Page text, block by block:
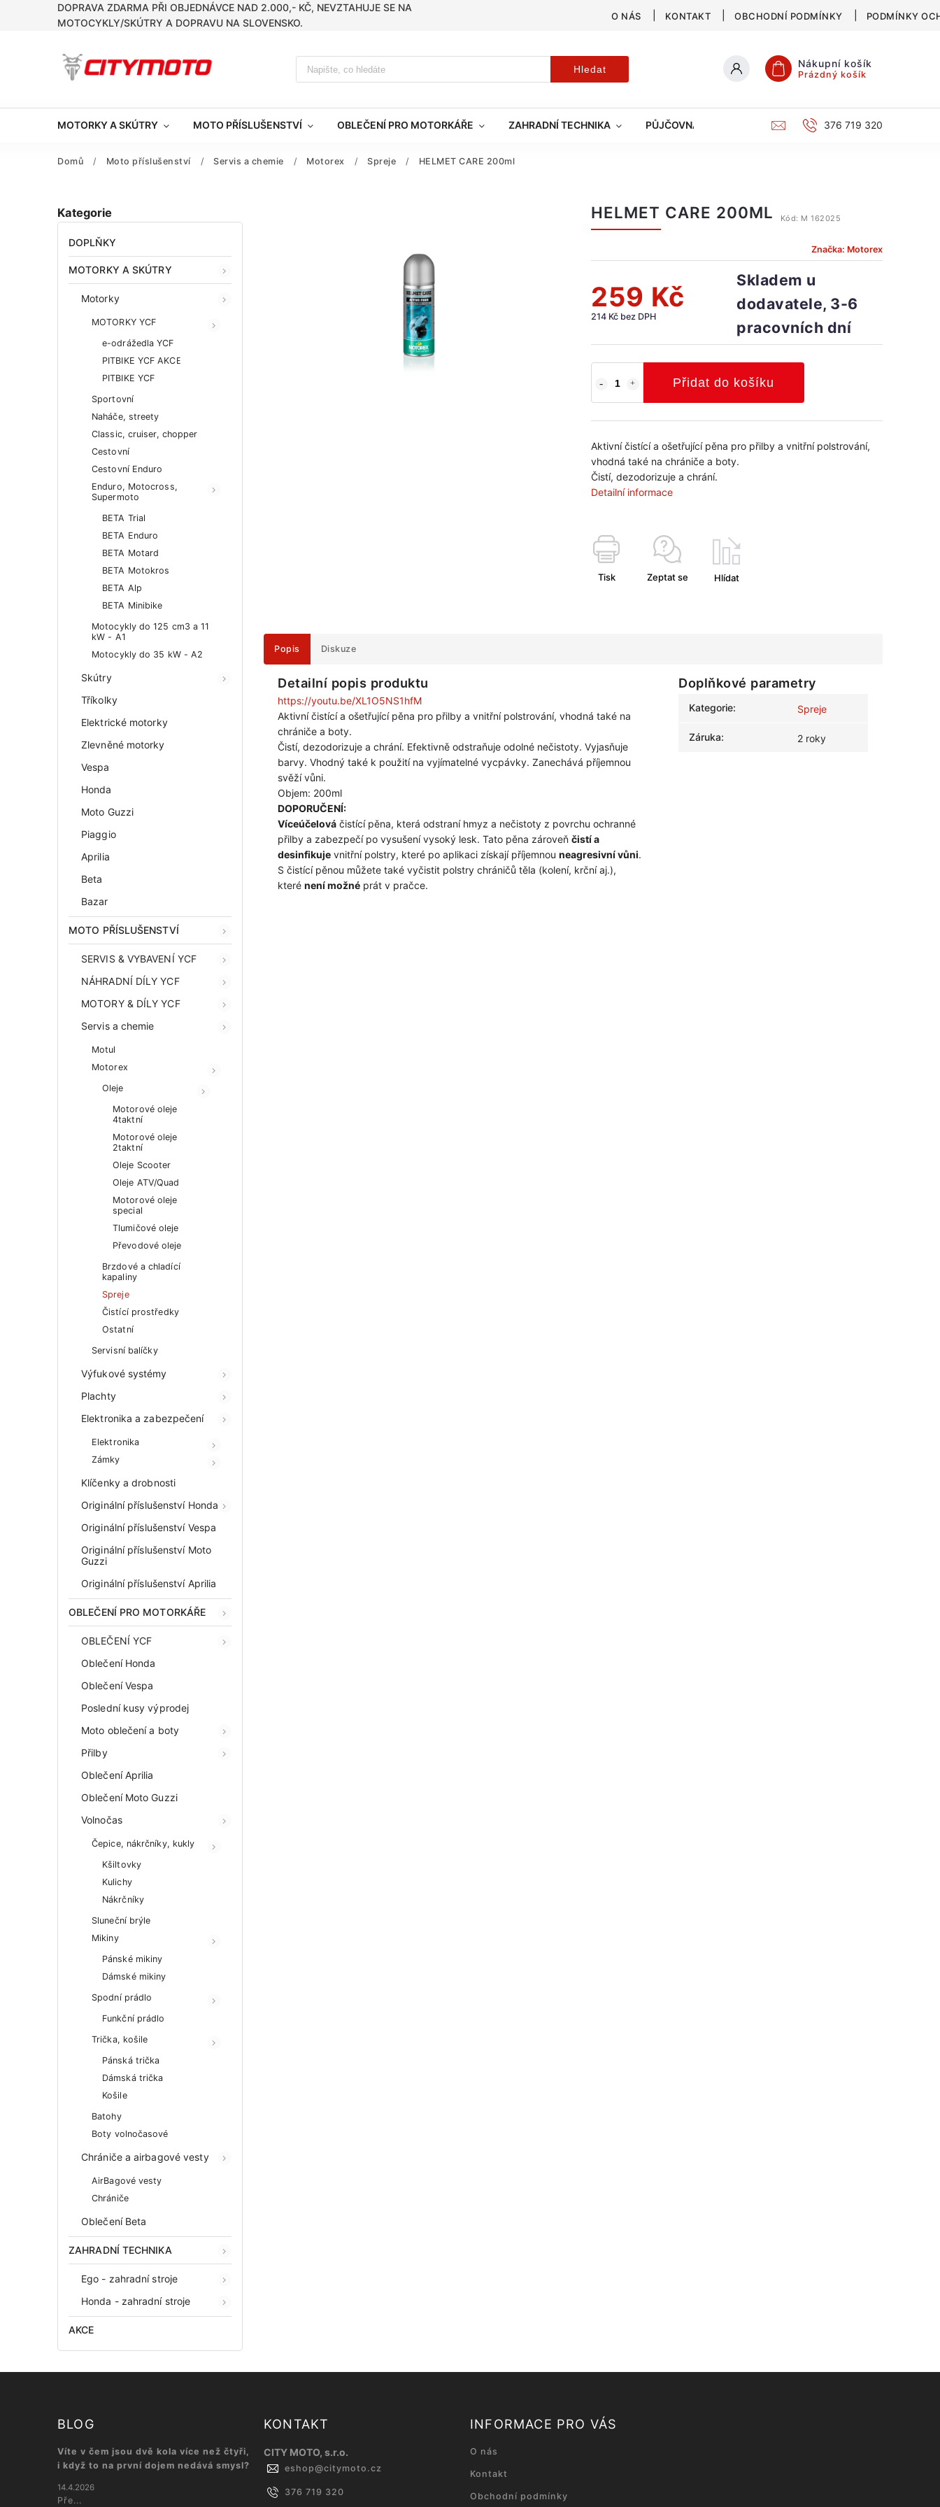
DOPRAVA ZDARMA PŘI OBJEDNÁVCE NAD 2.000,- KČ, NEVZTAHUJE SE NA
MOTOCYKLY/SKÚTRY A DOPRAVU NA SLOVENSKO.
O NÁS KONTAKT OBCHODNÍ PODMÍNKY PODMÍNKY
Hledat Nákupní košík
Prázdný košík
MOTORKY A SKÚTRY MOTO PŘÍSLUŠENSTVÍ OBLEČENÍ PRO MOTORKÁŘE ZAHRADNÍ TECHNIKA PŮJČOVNA KATALOG376 719 320
Domů / Moto příslušenství / Servis a chemie / Motorex / Spreje / HELMET CARE 200ml
Kategorie
DOPLŇKY
MOTORKY A SKÚTRY
Motorky
MOTORKY YCF
e-odrážedla YCF
PITBIKE YCF AKCE
PITBIKE YCF
Sportovní
Naháče, streety
Classic, cruiser, chopper
Cestovní
Cestovní Enduro
Enduro, Motocross,
Supermoto
BETA Trial
BETA Enduro
BETA Motard
BETA Motokros
BETA Alp
BETA Minibike
Motocykly do 125 cm3 a 11
kW - A1
Motocykly do 35 kW - A2
Skútry
Tříkolky
Elektrické motorky
Zlevněné motorky
Vespa
Honda
Moto Guzzi
Piaggio
Aprilia
Beta
Bazar
MOTO PŘÍSLUŠENSTVÍ
SERVIS & VYBAVENÍ YCF
NÁHRADNÍ DÍLY YCF
MOTORY & DÍLY YCF
Servis a chemie
Motul
Motorex
Oleje
Motorové oleje
4taktní
Motorové oleje
2taktní
Oleje Scooter
Oleje ATV/Quad
Motorové oleje
special
Tlumičové oleje
Převodové oleje
Brzdové a chladící
kapaliny
Spreje
Čistící prostředky
Ostatní
Servisní balíčky
Výfukové systémy
Plachty
Elektronika a zabezpečení
Elektronika
Zámky
Klíčenky a drobnosti
Originální příslušenství Honda
Originální příslušenství Vespa
Originální příslušenství Moto
Guzzi
Originální příslušenství Aprilia
OBLEČENÍ PRO MOTORKÁŘE
OBLEČENÍ YCF
Oblečení Honda
Oblečení Vespa
Poslední kusy výprodej
Moto oblečení a boty
Přilby
Oblečení Aprilia
Oblečení Moto Guzzi
Volnočas
Čepice, nákrčníky, kukly
Kšiltovky
Kulichy
Nákrčníky
Sluneční brýle
Mikiny
Pánské mikiny
Dámské mikiny
Spodní prádlo
Funkční prádlo
Trička, košile
Pánská trička
Dámská trička
Košile
Batohy
Boty volnočasové
Chrániče a airbagové vesty
AirBagové vesty
Chrániče
Oblečení Beta
ZAHRADNÍ TECHNIKA
Ego - zahradní stroje
Honda - zahradní stroje
AKCE
HELMET CARE 200ML Kód: M 162025
Značka: Motorex
259 Kč
214 Kč bez DPH
Skladem u
dodavatele, 3-6
pracovních dní
Přidat do košíku
Aktivní čistící a ošetřující pěna pro přilby a vnitřní polstrování,
vhodná také na chrániče a boty.
Čistí, dezodorizuje a chrání.
Detailní informace
Tisk Zeptat se Hlídat
Popis Diskuze
Detailní popis produktu
https://youtu.be/XL1O5NS1hfM
Aktivní čistící a ošetřující pěna pro přilby a vnitřní polstrování, vhodná také na
chrániče a boty.
Čistí, dezodorizuje a chrání. Efektivně odstraňuje odolné nečistoty. Vyjasňuje
barvy. Vhodný také k použití na vyjímatelné vycpávky. Zanechává příjemnou
svěží vůni.
Objem: 200ml
DOPORUČENÍ:
Víceúčelová čistící pěna, která odstraní hmyz a nečistoty z povrchu ochranné
přilby a zabezpečí po vysušení vysoký lesk. Tato pěna zároveň čistí a
desinfikuje vnitřní polstry, které po aplikaci získají příjemnou neagresivní vůni.
S čistící pěnou můžete také vyčistit polstry chráničů těla (kolení, krční aj.),
které není možné prát v pračce.
Doplňkové parametry
Kategorie: Spreje
Záruka: 2 roky
BLOG
Víte v čem jsou dvě kola více než čtyři,
i když to na první dojem nedává smysl?
14.4.2026
Pře...
KONTAKT
CITY MOTO, s.r.o.
eshop@citymoto.cz
376 719 320
INFORMACE PRO VÁS
O nás
Kontakt
Obchodní podmínky